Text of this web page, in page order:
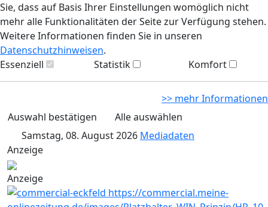
Sie, dass auf Basis Ihrer Einstellungen womöglich nicht
mehr alle Funktionalitäten der Seite zur Verfügung stehen.
Weitere Informationen finden Sie in unseren
Datenschutzhinweisen.
Essenziell
Statistik Komfort
>> mehr Informationen
Auswahl bestätigen
Alle auswählen
Samstag, 08. August 2026 Mediadaten
Anzeige
Anzeige